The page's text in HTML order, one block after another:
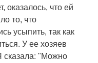
оказалось, что ей
то, что
усыпить, так как
У ее хозяев
сказала: "Можно